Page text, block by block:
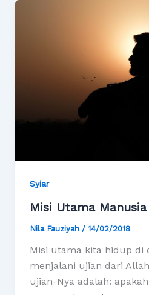
Syiar
Misi Utama
Nila Fauziyah / 14/02/2018
Misi utama kita hidup di
menjalani ujian dari
ujian-Nya adalah: